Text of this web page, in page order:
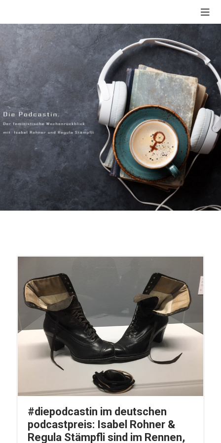
#diepodcastin im deutschen
podcastpreis: Isabel Rohner &
Regula Stämpfli sind im Rennen,